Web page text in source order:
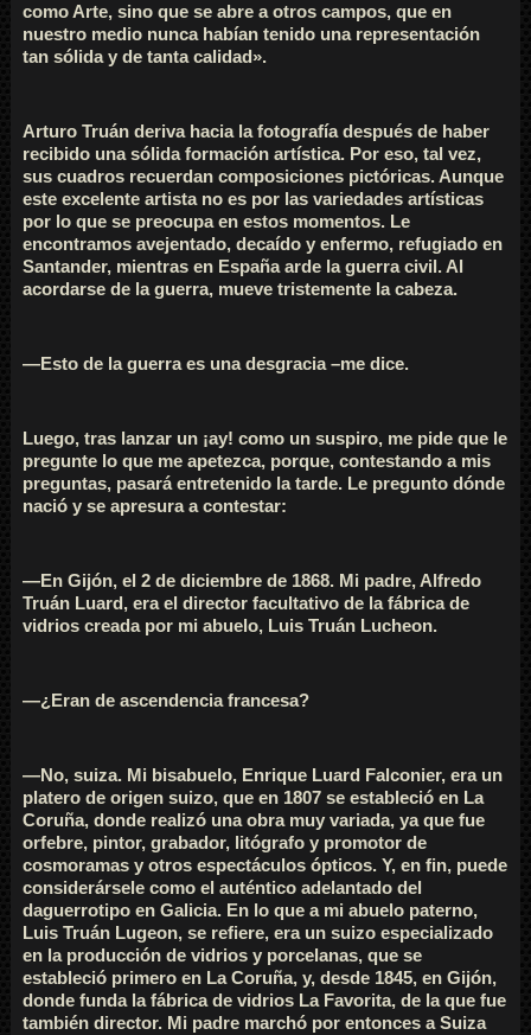
como Arte, sino que se abre a otros campos, que en
nuestro medio nunca habían tenido una representación
tan sólida y de tanta calidad».
Arturo Truán deriva hacia la fotografía después de haber
recibido una sólida formación artística. Por eso, tal vez,
sus cuadros recuerdan composiciones pictóricas. Aunque
este excelente artista no es por las variedades artísticas
por lo que se preocupa en estos momentos. Le
encontramos avejentado, decaído y enfermo, refugiado en
Santander, mientras en España arde la guerra civil. Al
acordarse de la guerra, mueve tristemente la cabeza.
—Esto de la guerra es una desgracia –me dice.
Luego, tras lanzar un ¡ay! como un suspiro, me pide que le
pregunte lo que me apetezca, porque, contestando a mis
preguntas, pasará entretenido la tarde. Le pregunto dónde
nació y se apresura a contestar:
—En Gijón, el 2 de diciembre de 1868. Mi padre, Alfredo
Truán Luard, era el director facultativo de la fábrica de
vidrios creada por mi abuelo, Luis Truán Lucheon.
—¿Eran de ascendencia francesa?
—No, suiza. Mi bisabuelo, Enrique Luard Falconier, era un
platero de origen suizo, que en 1807 se estableció en La
Coruña, donde realizó una obra muy variada, ya que fue
orfebre, pintor, grabador, litógrafo y promotor de
cosmoramas y otros espectáculos ópticos. Y, en fin, puede
considerársele como el auténtico adelantado del
daguerrotipo en Galicia. En lo que a mi abuelo paterno,
Luis Truán Lugeon, se refiere, era un suizo especializado
en la producción de vidrios y porcelanas, que se
estableció primero en La Coruña, y, desde 1845, en Gijón,
donde funda la fábrica de vidrios La Favorita, de la que fue
también director. Mi padre marchó por entonces a Suiza